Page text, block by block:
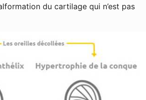
du cartilage qui n’est pas